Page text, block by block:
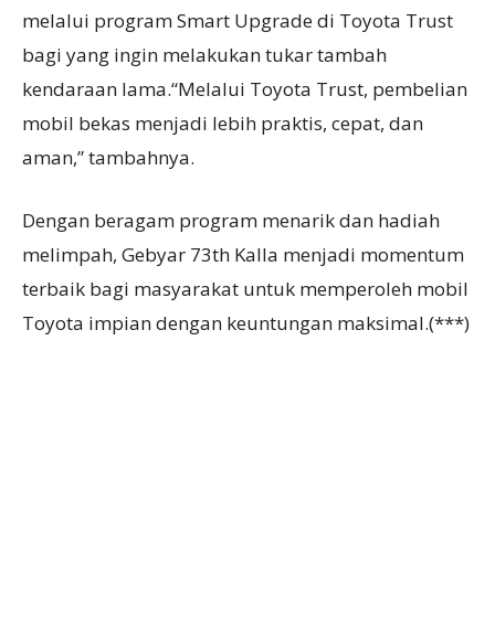
melalui program Smart Upgrade di Toyota Trust
bagi yang ingin melakukan tukar tambah
kendaraan lama.“Melalui Toyota Trust, pembelian
mobil bekas menjadi lebih praktis, cepat, dan
aman,” tambahnya.
Dengan beragam program menarik dan hadiah
melimpah, Gebyar 73th Kalla menjadi momentum
terbaik bagi masyarakat untuk memperoleh mobil
Toyota impian dengan keuntungan maksimal.(***)